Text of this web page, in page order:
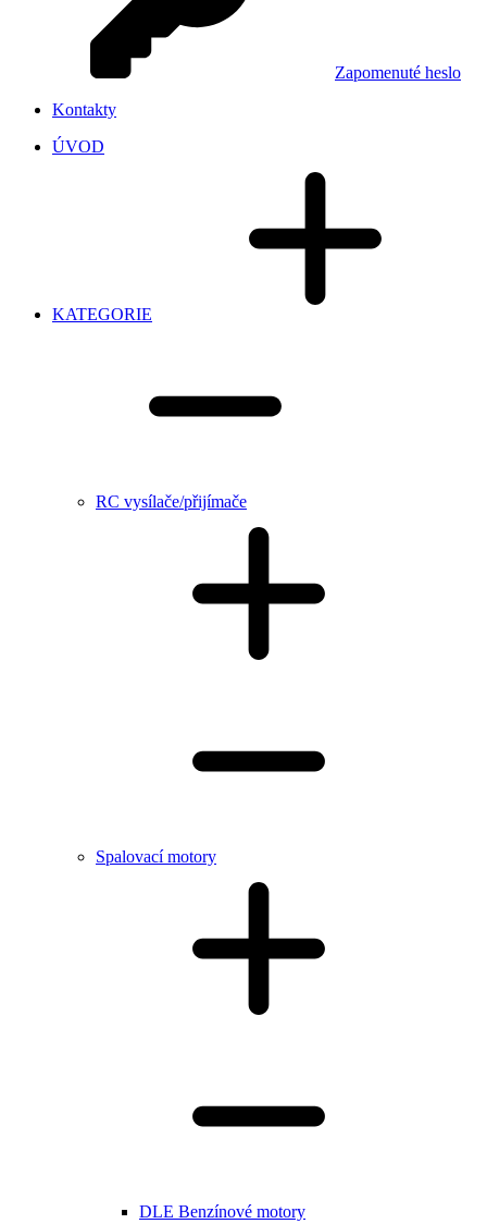
Zapomenuté heslo
Kontakty
ÚVOD
KATEGORIE
RC vysílače/přijímače
Spalovací motory
DLE Benzínové motory